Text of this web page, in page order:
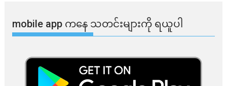
mobile app ​​ကနေ ​​သတင်းများကို ရယူပါ